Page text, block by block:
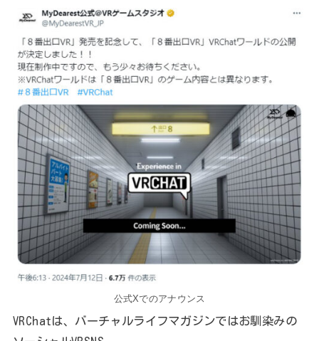
公式Xでのアナウンス
VRChatは、バーチャルライフマガジンではお馴染みの